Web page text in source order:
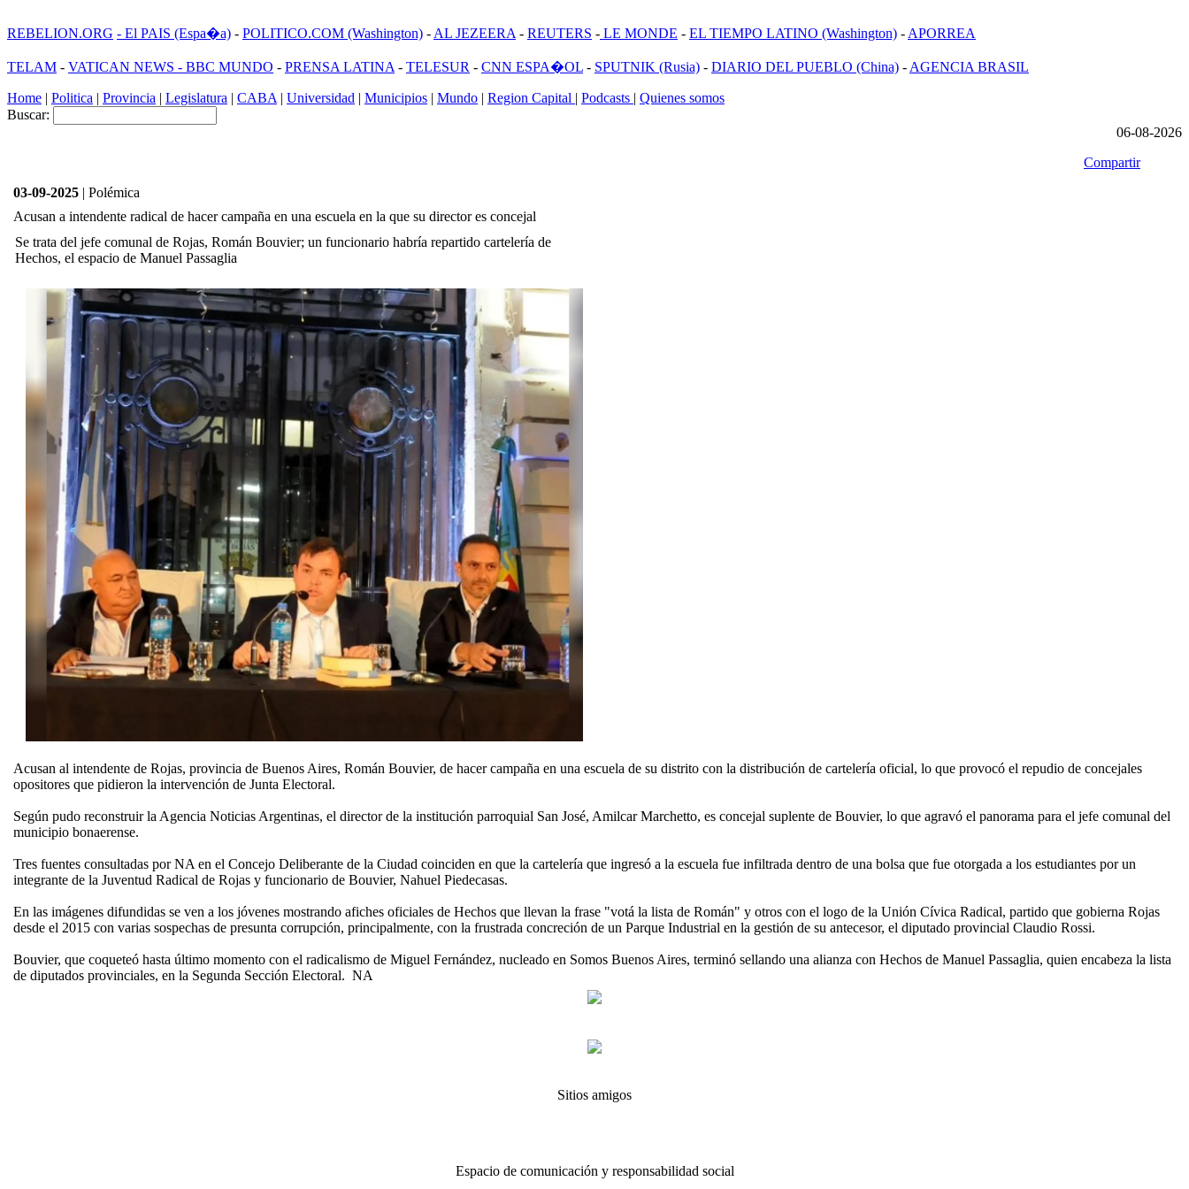
REBELION.ORG - El PAIS (Espa�a) - POLITICO.COM (Washington) - AL JEZEERA - REUTERS - LE MONDE - EL TIEMPO LATINO (Washington) - APORREA
TELAM - VATICAN NEWS - BBC MUNDO - PRENSA LATINA - TELESUR - CNN ESPA�OL - SPUTNIK (Rusia) - DIARIO DEL PUEBLO (China) - AGENCIA BRASIL
Home | Politica | Provincia | Legislatura | CABA | Universidad | Municipios | Mundo | Region Capital | Podcasts | Quienes somos
Buscar:
06-08-2026
Compartir
03-09-2025 | Polémica
Acusan a intendente radical de hacer campaña en una escuela en la que su director es concejal
Se trata del jefe comunal de Rojas, Román Bouvier; un funcionario habría repartido cartelería de
Hechos, el espacio de Manuel Passaglia
Acusan al intendente de Rojas, provincia de Buenos Aires, Román Bouvier, de hacer campaña en una escuela de su distrito con la distribución de cartelería oficial, lo que provocó el repudio de concejales
opositores que pidieron la intervención de Junta Electoral.
Según pudo reconstruir la Agencia Noticias Argentinas, el director de la institución parroquial San José, Amilcar Marchetto, es concejal suplente de Bouvier, lo que agravó el panorama para el jefe comunal del
municipio bonaerense.
Tres fuentes consultadas por NA en el Concejo Deliberante de la Ciudad coinciden en que la cartelería que ingresó a la escuela fue infiltrada dentro de una bolsa que fue otorgada a los estudiantes por un
integrante de la Juventud Radical de Rojas y funcionario de Bouvier, Nahuel Piedecasas.
En las imágenes difundidas se ven a los jóvenes mostrando afiches oficiales de Hechos que llevan la frase "votá la lista de Román" y otros con el logo de la Unión Cívica Radical, partido que gobierna Rojas
desde el 2015 con varias sospechas de presunta corrupción, principalmente, con la frustrada concreción de un Parque Industrial en la gestión de su antecesor, el diputado provincial Claudio Rossi.
Bouvier, que coqueteó hasta último momento con el radicalismo de Miguel Fernández, nucleado en Somos Buenos Aires, terminó sellando una alianza con Hechos de Manuel Passaglia, quien encabeza la lista
de diputados provinciales, en la Segunda Sección Electoral. NA
Sitios amigos
Espacio de comunicación y responsabilidad social